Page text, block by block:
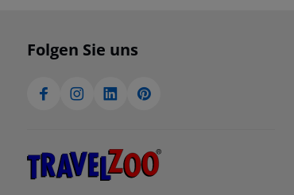
Folgen Sie uns